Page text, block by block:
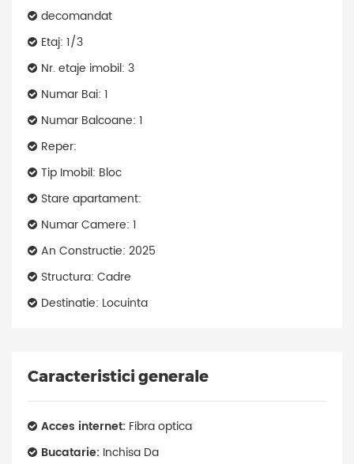
decomandat
Etaj: 1/3
Nr. etaje imobil: 3
Numar Bai: 1
Numar Balcoane: 1
Reper:
Tip Imobil: Bloc
Stare apartament:
Numar Camere: 1
An Constructie: 2025
Structura: Cadre
Destinatie: Locuinta
Caracteristici generale
Acces internet: Fibra optica
Bucatarie: Inchisa Da